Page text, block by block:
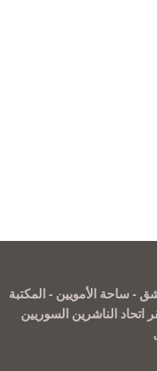
- ساحة الأمويين - المكتبة
اتحاد الناشرين السوريين